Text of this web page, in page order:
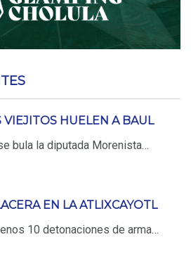
VIEJITOS HUELEN A BAUL
bula la diputada Morenista…
EN LA ATLIXCAYOTL
10 detonaciones de arma…